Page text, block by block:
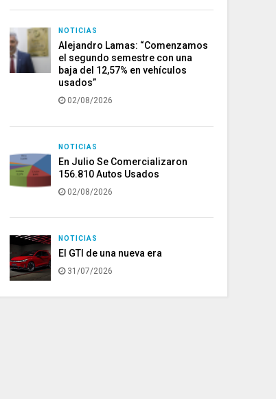
NOTICIAS
Alejandro Lamas: “Comenzamos
el segundo semestre con una
baja del 12,57% en vehículos
usados”
02/08/2026
NOTICIAS
En Julio Se Comercializaron
156.810 Autos Usados
02/08/2026
NOTICIAS
El GTI de una nueva era
31/07/2026